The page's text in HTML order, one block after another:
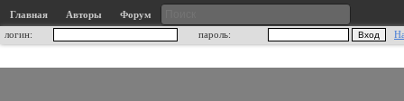
Главная Авторы
Форум
логин:
пароль: